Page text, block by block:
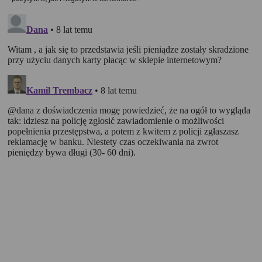
informacji, które go dotyczą.
1. Pliki "cookies"
Pliki typu "cookies" ("ciasteczka"), to informacje, zapisywane
przez przeglądarkę użytkownika, obejmujące zawartość tekstową
które mogą zawierać dane osobowe w postaci adresu IP
komputera oraz unikalnego identyfikatora urządzenia zapisanego w
nich są odczytywane jedynie podczas wizyty na stronie. Dzięki
plikom cookies strony internetowe pamiętają preferencje
identyfikują użytkownika poprzez takie dane jak imię czy nazwisko
i nie są zbierane w ramach technologii cookies, nie mają wpływu
na sprzęt i oprogramowanie użytkownika. Więcej informacji o
plikach "cookies" można znaleźć na stroniehttps://www.aboutcook
ies.org/
2. W jakim celu wykorzystywane są pliki